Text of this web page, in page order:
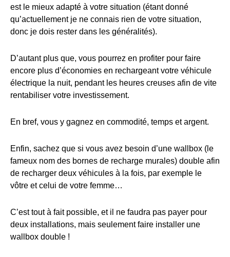
est le mieux adapté à votre situation (étant donné
qu’actuellement je ne connais rien de votre situation,
donc je dois rester dans les généralités).
D’autant plus que, vous pourrez en profiter pour faire
encore plus d’économies en rechargeant votre véhicule
électrique la nuit, pendant les heures creuses afin de vite
rentabiliser votre investissement.
En bref, vous y gagnez en commodité, temps et argent.
Enfin, sachez que si vous avez besoin d’une wallbox (le
fameux nom des bornes de recharge murales) double afin
de recharger deux véhicules à la fois, par exemple le
vôtre et celui de votre femme…
C’est tout à fait possible, et il ne faudra pas payer pour
deux installations, mais seulement faire installer une
wallbox double !